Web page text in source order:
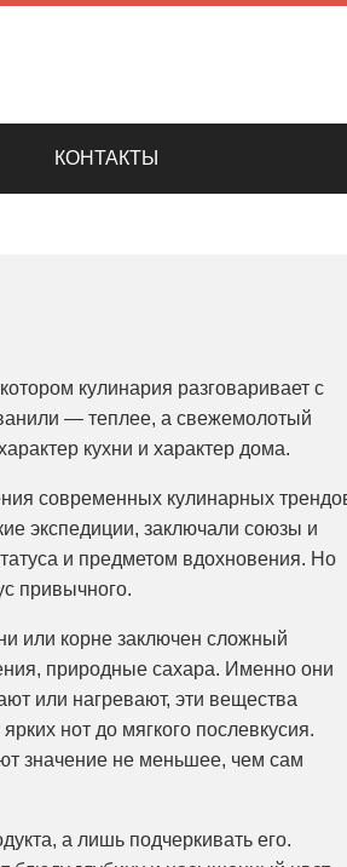
КОНТАКТЫ
кулинария разговаривает с
— теплее, а свежемолотый
кухни и характер дома.
современных кулинарных
экспедиции, заключали союзы и
и предметом вдохновения. Но
привычного.
или корне заключен сложный
природные сахара. Именно они
или нагревают, эти вещества
нот до мягкого послевкусия.
значение не меньшее, чем сам
а лишь подчеркивать его.